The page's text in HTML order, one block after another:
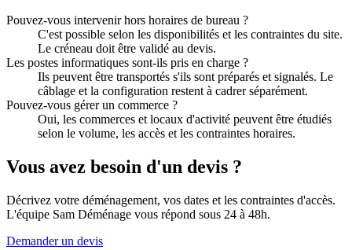
Pouvez-vous intervenir hors horaires de bureau ?
C'est possible selon les disponibilités et les contraintes du site.
Le créneau doit être validé au devis.
Les postes informatiques sont-ils pris en charge ?
Ils peuvent être transportés s'ils sont préparés et signalés. Le
câblage et la configuration restent à cadrer séparément.
Pouvez-vous gérer un commerce ?
Oui, les commerces et locaux d'activité peuvent être étudiés
selon le volume, les accès et les contraintes horaires.
Vous avez besoin d'un devis ?
Décrivez votre déménagement, vos dates et les contraintes d'accès.
L'équipe Sam Déménage vous répond sous 24 à 48h.
Demander un devis